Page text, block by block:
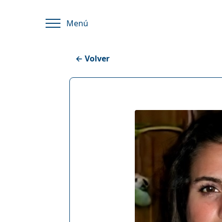
Menú
← Volver